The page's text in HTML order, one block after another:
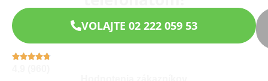
VOLAJTE 02 222 059 53